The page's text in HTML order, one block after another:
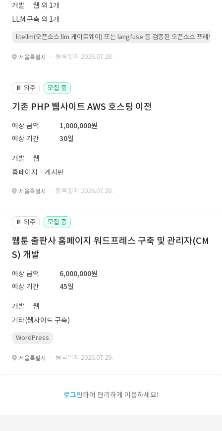
개발
웹 외 1개
LLM 구축 외 1개
litellm(오픈소스 llm 게이트웨이) 또는 langfuse 등 검증된 오픈소스 프레임워
서울특별시 · 등록일자 2026.07.28.
📔 외주 모집 중
기존 PHP 웹사이트 AWS 호스팅 이전
예상 금액
1,000,000원
예상 기간
30일
개발
웹
홈페이지ㆍ게시판
서울특별시 · 등록일자 2026.07.28.
📔 외주 모집 중
웹툰 출판사 홈페이지 워드프레스 구축 및 관리자(CM
S) 개발
예상 금액
6,000,000원
예상 기간
45일
개발
웹
기타(웹사이트 구축)
WordPress
서울특별시 · 등록일자 2026.07.29.
로그인하여 편리하게 이용하세요!